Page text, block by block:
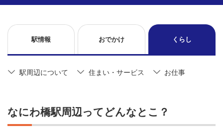
駅情報 おでかけ くらし
駅周辺について 住まい・サービス お仕事
なにわ橋駅周辺ってどんなとこ？